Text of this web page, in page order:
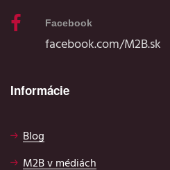
Facebook
facebook.com/M2B.sk
Informácie
Blog
M2B v médiách